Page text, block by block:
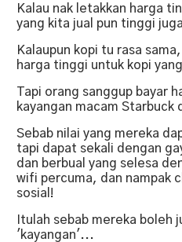
Kalau nak letakkan harga
yang kita jual pun tinggi
Kalaupun kopi tu rasa
harga tinggi untuk kopi
Tapi orang sanggup bayar
kayangan macam Starbuck
Sebab nilai yang mereka
tapi dapat sekali dengan
dan berbual yang selesa
wifi percuma, dan nampak
sosial!
Itulah sebab mereka boleh
'kayangan'...